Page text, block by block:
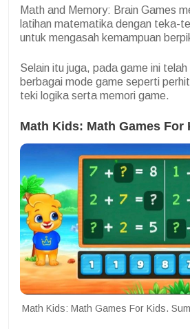
Math and Memory: Brain Games
latihan matematika dengan teka-
untuk mengasah kemampuan
Selain itu juga, pada game ini
berbagai mode game seperti
teki logika serta memori game.
Math Kids: Math Games For
Math Kids: Math Games For Kids.